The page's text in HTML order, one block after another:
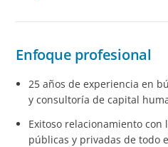
Enfoque profesional
25 años de experiencia en
y consultoría de capital
Exitoso relacionamiento
públicas y privadas de todo